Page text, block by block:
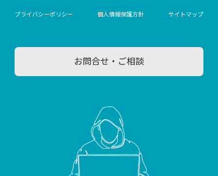
プライバシーポリシー 個人情報保護方針 サイトマップ
お問合せ・ご相談